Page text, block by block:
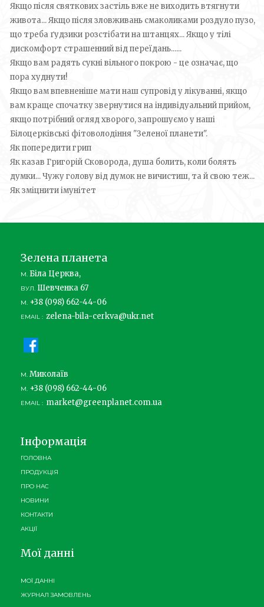
Якщо після святкових застіль вже не виходить втягнути
живота... Якщо після зловживань смаколиками роздуло пузо,
що треба ґудзики розстібати на штанцях... Якщо у тілі
дискомфорт страшенний від переїдань......
Якщо вам радять сукні вільного покрою - це означає, що
пора худнути!
Якщо вам впевненіше мати наш супровід у лікуванні, якщо
вам краще спочатку звернутися на індивідуальний прийом,
якщо потрібний огляд хворого, запрошуємо у наші
Білоцерківські фітоволодіння "Зеленої планети".
Як попередити грип
Як казав Григорій Сковорода, душа болить, коли болять
думки... Чужу голову від думок не вичистиш, та й свою теж...
Як зміцнити імунітет
Зелена планета
М. Біла Церква,
ВУЛ. Шевченка 67
М. +38 (098) 662-44-06
EMAIL : zelena-bila-cerkva@ukr.net
М. Миколаїв
М. +38 (098) 662-44-06
EMAIL : market@greenplanet.com.ua
Інформація
ГОЛОВНА
ПРОДУКЦІЯ
ПРО НАС
НОВИНИ
КОНТАКТИ
АКЦІЇ
Мої данні
МОЇ ДАННІ
ЖУРНАЛ ЗАМОВЛЕНЬ